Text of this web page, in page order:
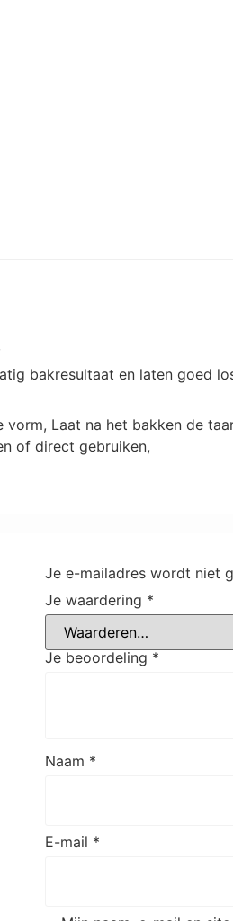
bakresultaat en laten goed
Laat na het bakken de
of direct gebruiken,
Je e-mailadres wordt niet
Je waardering *
Je beoordeling *
Naam *
E-mail *